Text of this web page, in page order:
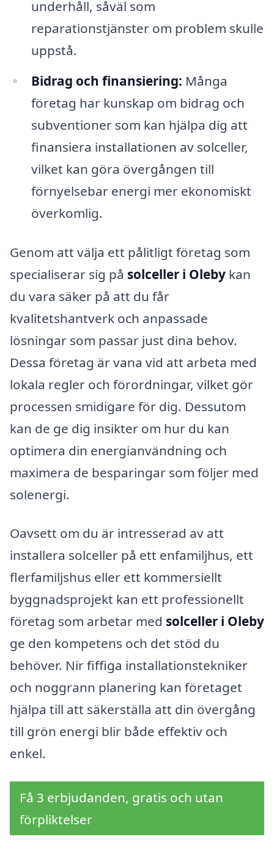
underhåll, såväl som
reparationstjänster om problem skulle
uppstå.
Bidrag och finansiering: Många
företag har kunskap om bidrag och
subventioner som kan hjälpa dig att
finansiera installationen av solceller,
vilket kan göra övergången till
förnyelsebar energi mer ekonomiskt
överkomlig.
Genom att välja ett pålitligt företag som
specialiserar sig på solceller i Oleby kan
du vara säker på att du får
kvalitetshantverk och anpassade
lösningar som passar just dina behov.
Dessa företag är vana vid att arbeta med
lokala regler och förordningar, vilket gör
processen smidigare för dig. Dessutom
kan de ge dig insikter om hur du kan
optimera din energianvändning och
maximera de besparingar som följer med
solenergi.
Oavsett om du är intresserad av att
installera solceller på ett enfamiljhus, ett
flerfamiljshus eller ett kommersiellt
byggnadsprojekt kan ett professionellt
företag som arbetar med solceller i Oleby
ge den kompetens och det stöd du
behöver. Nir fiffiga installationstekniker
och noggrann planering kan företaget
hjälpa till att säkerställa att din övergång
till grön energi blir både effektiv och
enkel.
Få 3 erbjudanden, gratis och utan
förpliktelser